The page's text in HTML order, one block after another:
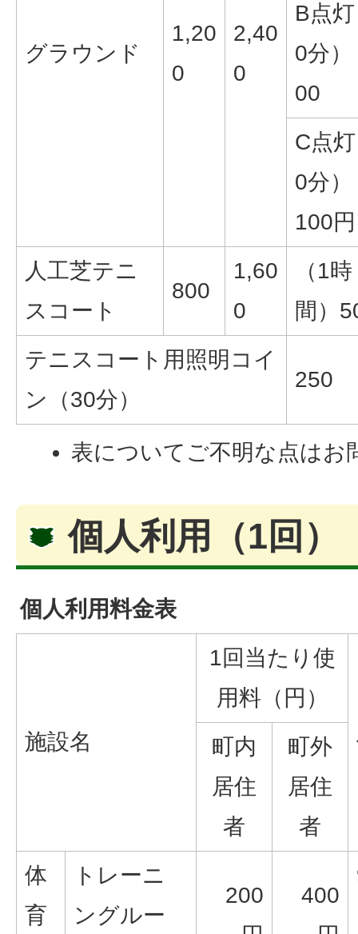
グラウンド
1,20
0
2,40
0
B点
0分
00
C点
0分）
100円
人工芝テニ
スコート
800
1,60
0
（1時
間）
テニスコート用照明コイ
ン（30分）
250
表についてご不明な点はお
個人利用（1回）
個人利用料金表
施設名
1回当たり使
用料（円）
町内
居住
者
町外
居住
者
体
育
トレーニ
ングルー
200
400